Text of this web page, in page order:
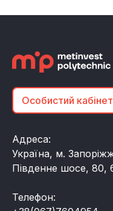
Особистий кабінет
Адреса:
Україна, м.
Південне шосе, 80,
Телефон: